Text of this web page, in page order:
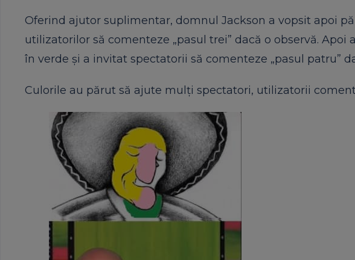
Oferind ajutor suplimentar, domnul Jackson a vopsit apoi
utilizatorilor să comenteze „pasul trei” dacă o observă.
în verde și a invitat spectatorii să comenteze „pasul patru”
Culorile au părut să ajute mulți spectatori, utilizatorii